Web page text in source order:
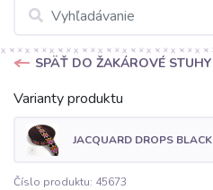
SPÄŤ DO ŽAKÁROVÉ STUHY
Varianty produktu
JACQUARD DROPS BLACK
Číslo produktu: 45673